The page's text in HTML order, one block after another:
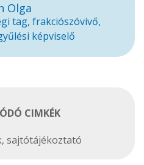
Olga
tag, frakciószóvivő,
képviselő
CIMKÉK
, sajtótájékoztató